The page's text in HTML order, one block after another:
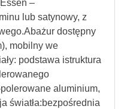
–
lub satynowy, z
dostępny
mobilny we
podstawa istruktura
aluminium,
światła:bezpośrednia